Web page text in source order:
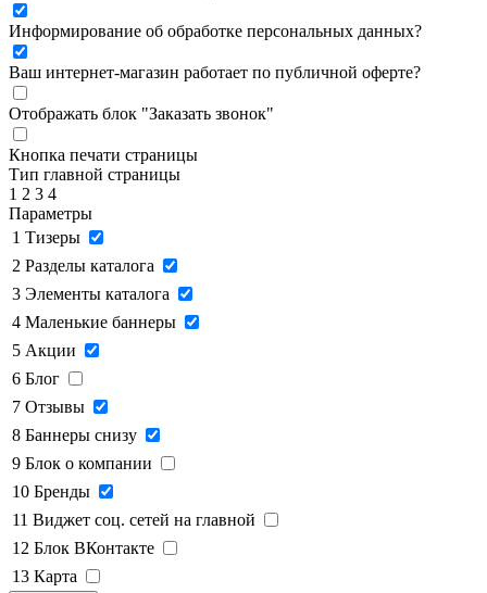
Информирование об обработке персональных данных?
Ваш интернет-магазин работает по публичной оферте?
Отображать блок "Заказать звонок"
Кнопка печати страницы
Тип главной страницы
1 2 3 4
Параметры
1 Тизеры
2 Разделы каталога
3 Элементы каталога
4 Маленькие баннеры
5 Акции
6 Блог
7 Отзывы
8 Баннеры снизу
9 Блок о компании
10 Бренды
11 Виджет соц. сетей на главной
12 Блок ВКонтакте
13 Карта